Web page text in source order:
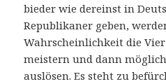
bieder wie dereinst in
Republikaner geben,
Wahrscheinlichkeit die
meistern und dann
auslösen. Es steht zu